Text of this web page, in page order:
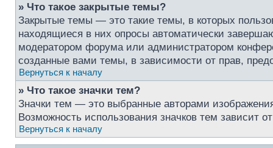
» Что такое закрытые темы?
Закрытые темы — это такие темы, в которых
находящиеся в них опросы автоматически
модератором форума или администратором
созданные вами темы, в зависимости от прав,
Вернуться к началу
» Что такое значки тем?
Значки тем — это выбранные авторами
Возможность использования значков тем зависит
Вернуться к началу